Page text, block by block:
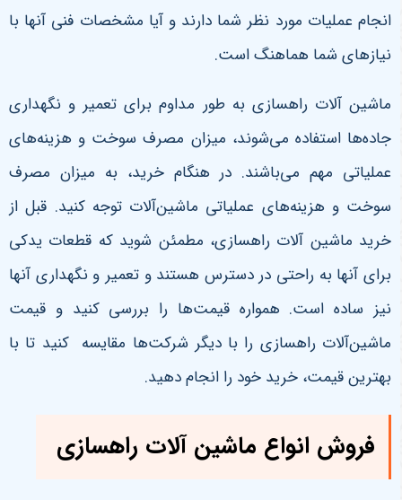
انجام عملیات مورد نظر شما دارند و آیا مشخصات فنی آنها با
نیازهای شما هماهنگ است.
ماشین ‌آلات راهسازی به طور مداوم برای تعمیر و نگهداری
جاده‌ها استفاده می‌شوند، میزان مصرف سوخت و هزینه‌های
عملیاتی مهم می‌باشند. در هنگام خرید، به میزان مصرف
سوخت و هزینه‌های عملیاتی ماشین‌آلات توجه کنید. قبل از
خرید ماشین آلات راهسازی، مطمئن شوید که قطعات یدکی
برای آنها به راحتی در دسترس هستند و تعمیر و نگهداری آنها
نیز ساده است. همواره قیمت‌ها را بررسی کنید و قیمت
ماشین‌آلات راهسازی را با دیگر شرکت‌ها مقایسه کنید تا با
بهترین قیمت، خرید خود را انجام دهید.
فروش انواع ماشین آلات راهسازی